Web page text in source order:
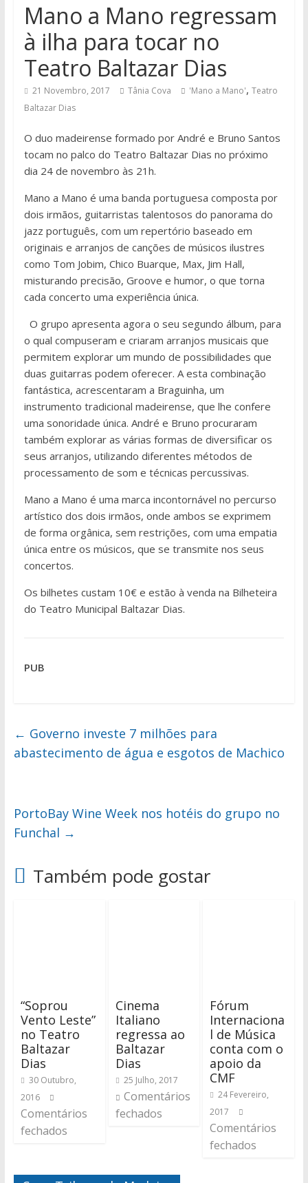
Mano a Mano regressam
à ilha para tocar no
Teatro Baltazar Dias
21 Novembro, 2017 Tânia Cova 'Mano a Mano', Teatro
Baltazar Dias
O duo madeirense formado por André e Bruno Santos
tocam no palco do Teatro Baltazar Dias no próximo
dia 24 de novembro às 21h.
Mano a Mano é uma banda portuguesa composta por
dois irmãos, guitarristas talentosos do panorama do
jazz português, com um repertório baseado em
originais e arranjos de canções de músicos ilustres
como Tom Jobim, Chico Buarque, Max, Jim Hall,
misturando precisão, Groove e humor, o que torna
cada concerto uma experiência única.
O grupo apresenta agora o seu segundo álbum, para
o qual compuseram e criaram arranjos musicais que
permitem explorar um mundo de possibilidades que
duas guitarras podem oferecer. A esta combinação
fantástica, acrescentaram a Braguinha, um
instrumento tradicional madeirense, que lhe confere
uma sonoridade única. André e Bruno procuraram
também explorar as várias formas de diversificar os
seus arranjos, utilizando diferentes métodos de
processamento de som e técnicas percussivas.
Mano a Mano é uma marca incontornável no percurso
artístico dos dois irmãos, onde ambos se exprimem
de forma orgânica, sem restrições, com uma empatia
única entre os músicos, que se transmite nos seus
concertos.
Os bilhetes custam 10€ e estão à venda na Bilheteira
do Teatro Municipal Baltazar Dias.
PUB
← Governo investe 7 milhões para
abastecimento de água e esgotos de Machico
PortoBay Wine Week nos hotéis do grupo no
Funchal →
Também pode gostar
“Soprou
Vento Leste”
no Teatro
Baltazar
Dias
30 Outubro,
2016
Comentários
fechados
Cinema
Italiano
regressa ao
Baltazar
Dias
25 Julho, 2017
Comentários
fechados
Fórum
Internaciona
l de Música
conta com o
apoio da
CMF
24 Fevereiro,
2017
Comentários
fechados